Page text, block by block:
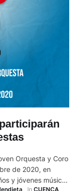
Orquesta y Coro
de 2020, en
y jóvenes músicos
In CUENCA